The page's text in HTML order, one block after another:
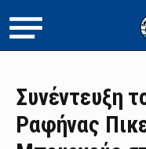
Συνέντευξη
Ραφήνας